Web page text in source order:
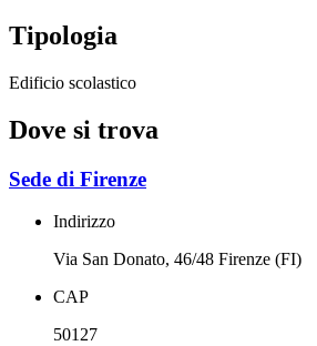
Tipologia
Edificio scolastico
Dove si trova
Sede di Firenze
Indirizzo
Via San Donato, 46/48 Firenze (FI)
CAP
50127